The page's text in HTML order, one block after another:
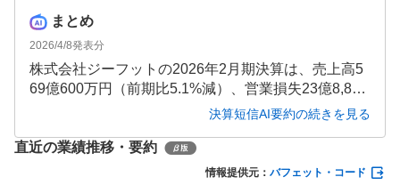
まとめ
2026/4/8発表分
株式会社ジーフットの2026年2月期決算は、売上高5
69億600万円（前期比5.1%減）、営業損失23億8,800
万円と業績が悪化しました。不採算店舗の閉鎖や消
イント低下したことが主因です。短期借入金の増加
により財務体質が悪化し、自己資本比率は△7.3%と
決算短信AI要約の続きを見る
直近の業績推移・要約
情報提供元： バフェット・コード